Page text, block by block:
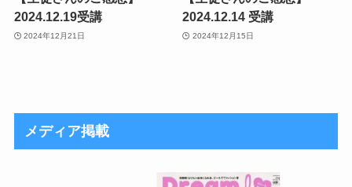
2024.12.19受講
2024年12月21日
2024.12.14 受講
2024年12月15日
メディア掲載